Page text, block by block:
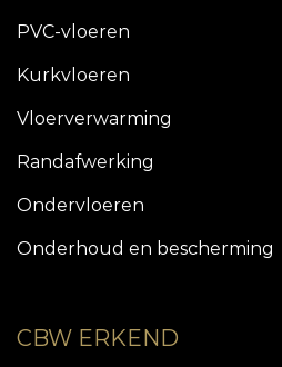
PVC-vloeren
Kurkvloeren
Vloerverwarming
Randafwerking
Ondervloeren
Onderhoud en bescherming
CBW ERKEND